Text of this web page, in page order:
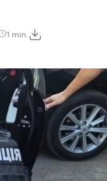
1 min.